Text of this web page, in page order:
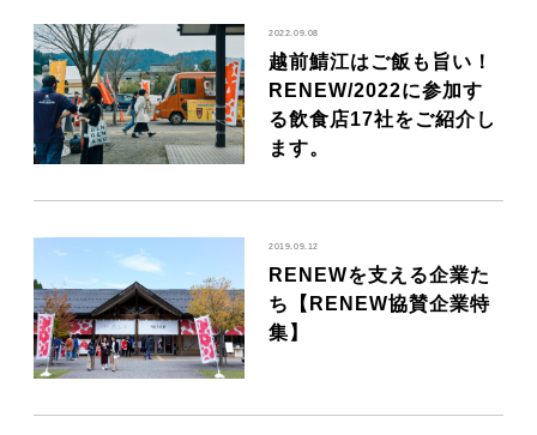
2022.09.08
越前鯖江はご飯も旨い！
RENEW/2022に参加す
る飲食店17社をご紹介し
ます。
2019.09.12
RENEWを支える企業た
ち【RENEW協賛企業特
集】